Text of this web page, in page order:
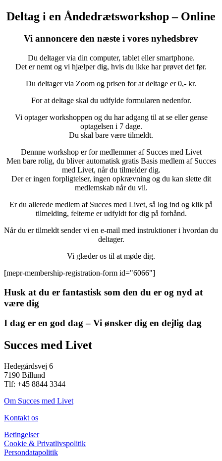
Deltag i en Åndedrætsworkshop – Online
Vi annoncere den næste i vores nyhedsbrev
Du deltager via din computer, tablet eller smartphone.
Det er nemt og vi hjælper dig, hvis du ikke har prøvet det før.
Du deltager via Zoom og prisen for at deltage er 0,- kr.
For at deltage skal du udfylde formularen nedenfor.
Vi optager workshoppen og du har adgang til at se eller gense
optagelsen i 7 dage.
Du skal bare være tilmeldt.
Dennne workshop er for medlemmer af Succes med Livet
Men bare rolig, du bliver automatisk gratis Basis medlem af Succes
med Livet, når du tilmelder dig.
Der er ingen forpligtelser, ingen opkrævning og du kan slette dit
medlemskab når du vil.
Er du allerede medlem af Succes med Livet, så log ind og klik på
tilmelding, felterne er udfyldt for dig på forhånd.
Når du er tilmeldt sender vi en e-mail med instruktioner i hvordan du
deltager.
Vi glæder os til at møde dig.
[mepr-membership-registration-form id="6066"]
Husk at du er fantastisk som den du er og nyd at
være dig
I dag er en god dag – Vi ønsker dig en dejlig dag
Succes med Livet
Hedegårdsvej 6
7190 Billund
Tlf: +45 8844 3344
Om Succes med Livet
Kontakt os
Betingelser
Cookie & Privatlivspolitik
Persondatapolitik